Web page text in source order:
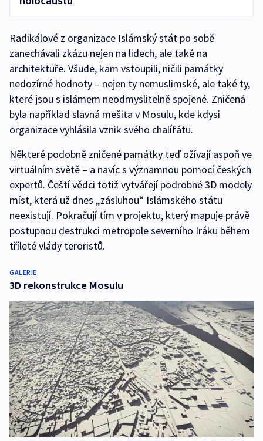
Radikálové z organizace Islámský stát po sobě
zanechávali zkázu nejen na lidech, ale také na
architektuře. Všude, kam vstoupili, ničili památky
nedozírné hodnoty – nejen ty nemuslimské, ale také ty,
které jsou s islámem neodmyslitelně spojené. Zničená
byla například slavná mešita v Mosulu, kde kdysi
organizace vyhlásila vznik svého chalífátu.
Některé podobně zničené památky teď ožívají aspoň ve
virtuálním světě – a navíc s významnou pomocí českých
expertů. Čeští vědci totiž vytvářejí podrobné 3D modely
míst, která už dnes „zásluhou“ Islámského státu
neexistují. Pokračují tím v projektu, který mapuje právě
postupnou destrukci metropole severního Iráku během
tříleté vlády teroristů.
GALERIE
3D rekonstrukce Mosulu